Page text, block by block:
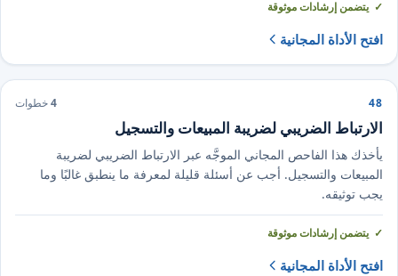
يتضمن إرشادات موثوقة
افتح الأداة المجانية
48
4خطوات
الارتباط الضريبي لضريبة المبيعات والتسجيل
يأخذك هذا الفاحص المجاني الموجَّه عبر الارتباط الضريبي لضريبة
المبيعات والتسجيل. أجب عن أسئلة قليلة لمعرفة ما ينطبق غالبًا وما
يجب توثيقه.
يتضمن إرشادات موثوقة
افتح الأداة المجانية